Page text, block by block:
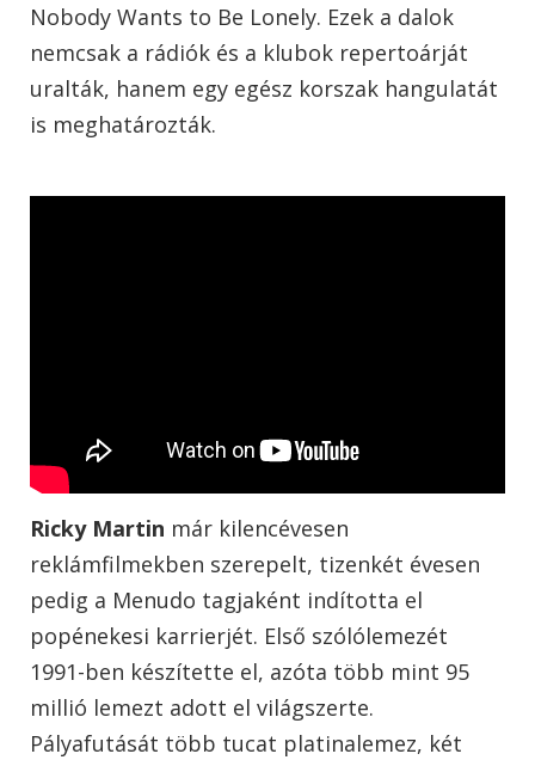
Nobody Wants to Be Lonely. Ezek a dalok
nemcsak a rádiók és a klubok repertoárját
uralták, hanem egy egész korszak hangulatát
is meghatározták.
Ricky Martin már kilencévesen
reklámfilmekben szerepelt, tizenkét évesen
pedig a Menudo tagjaként indította el
popénekesi karrierjét. Első szólólemezét
1991-ben készítette el, azóta több mint 95
millió lemezt adott el világszerte.
Pályafutását több tucat platinalemez, két